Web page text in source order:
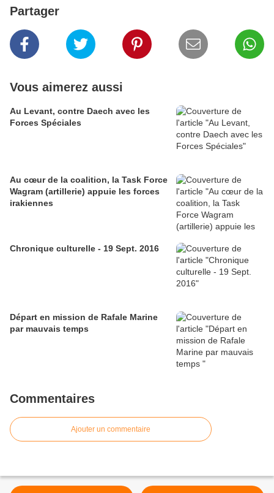
Partager
Vous aimerez aussi
Au Levant, contre Daech avec les
Forces Spéciales
Au cœur de la coalition, la Task Force
Wagram (artillerie) appuie les forces
irakiennes
Chronique culturelle - 19 Sept. 2016
Départ en mission de Rafale Marine
par mauvais temps
Commentaires
Ajouter un commentaire